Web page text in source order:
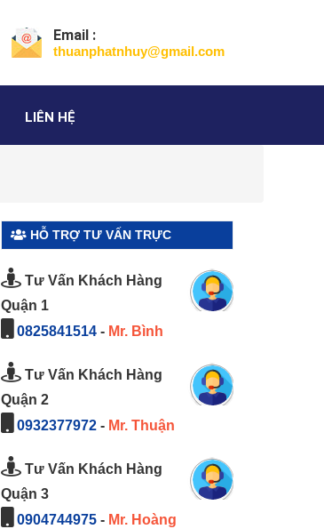
Email :
thuanphatnhuy@gmail.com
LIÊN HỆ
HỖ TRỢ TƯ VẤN TRỰC
Tư Vấn Khách Hàng
Quận 1
0825841514- Mr. Bình
Tư Vấn Khách Hàng
Quận 2
0932377972- Mr. Thuận
Tư Vấn Khách Hàng
Quận 3
0904744975- Mr. Hoàng